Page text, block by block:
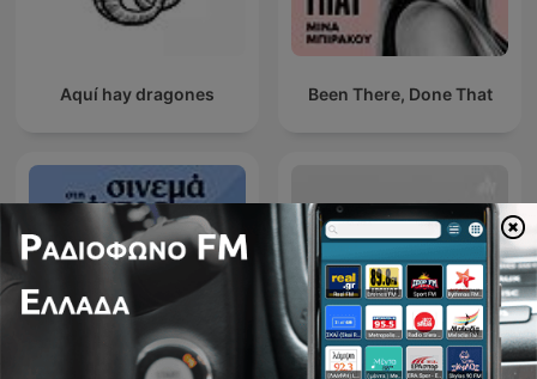
Aquí hay dragones Been There, Done That